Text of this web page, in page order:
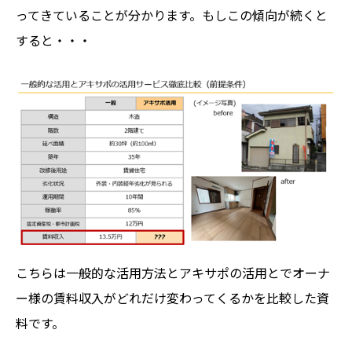
ってきていることが分かります。もしこの傾向が続くと
すると・・・
こちらは一般的な活用方法とアキサポの活用とでオーナ
ー様の賃料収入がどれだけ変わってくるかを比較した資
料です。